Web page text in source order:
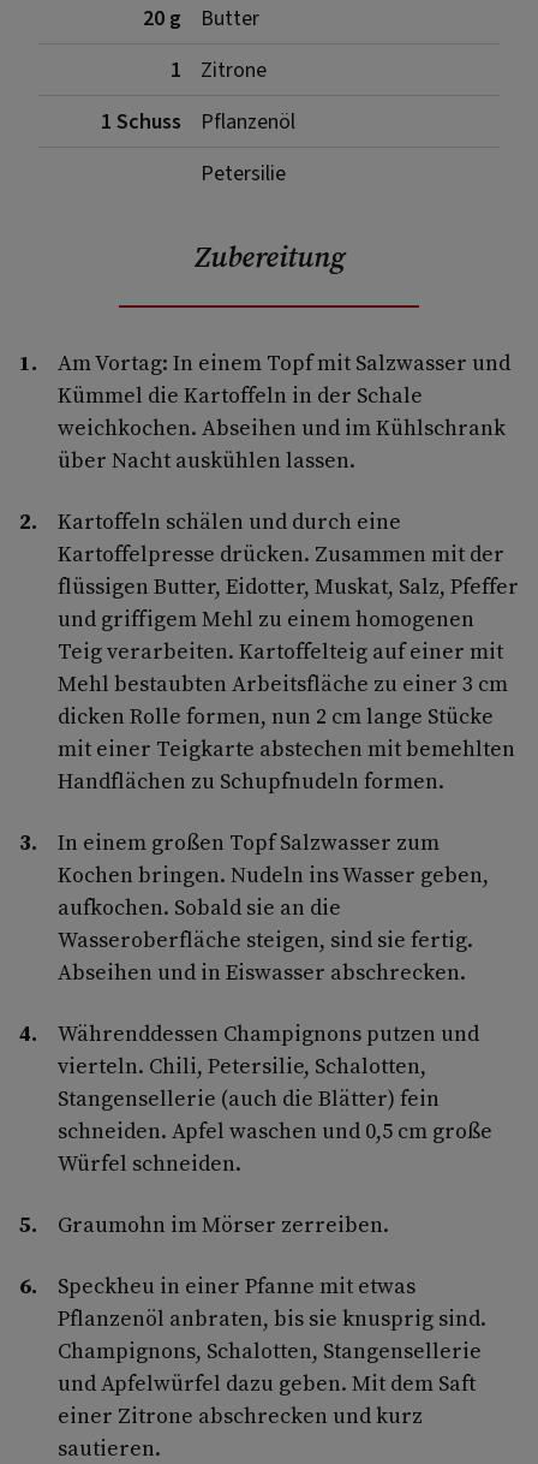
20 g
Butter
1
Zitrone
1 Schuss
Pflanzenöl
Petersilie
Zubereitung
Am Vortag: In einem Topf mit Salzwasser und
Kümmel die Kartoffeln in der Schale
weichkochen. Abseihen und im Kühlschrank
über Nacht auskühlen lassen.
Kartoffeln schälen und durch eine
Kartoffelpresse drücken. Zusammen mit der
flüssigen Butter, Eidotter, Muskat, Salz, Pfeffer
und griffigem Mehl zu einem homogenen
Teig verarbeiten. Kartoffelteig auf einer mit
Mehl bestaubten Arbeitsfläche zu einer 3 cm
dicken Rolle formen, nun 2 cm lange Stücke
mit einer Teigkarte abstechen mit bemehlten
Handflächen zu Schupfnudeln formen.
In einem großen Topf Salzwasser zum
Kochen bringen. Nudeln ins Wasser geben,
aufkochen. Sobald sie an die
Wasseroberfläche steigen, sind sie fertig.
Abseihen und in Eiswasser abschrecken.
Währenddessen Champignons putzen und
vierteln. Chili, Petersilie, Schalotten,
Stangensellerie (auch die Blätter) fein
schneiden. Apfel waschen und 0,5 cm große
Würfel schneiden.
Graumohn im Mörser zerreiben.
Speckheu in einer Pfanne mit etwas
Pflanzenöl anbraten, bis sie knusprig sind.
Champignons, Schalotten, Stangensellerie
und Apfelwürfel dazu geben. Mit dem Saft
einer Zitrone abschrecken und kurz
sautieren.